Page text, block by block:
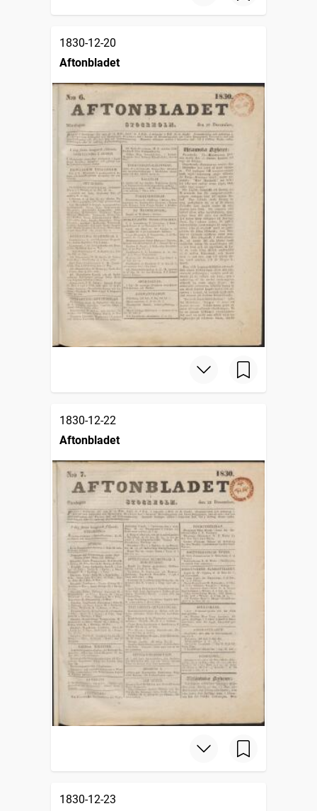
1830-12-20
Aftonbladet
1830-12-22
Aftonbladet
1830-12-23